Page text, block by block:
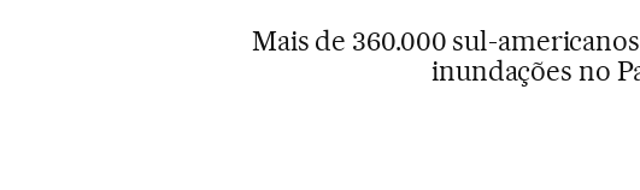
Mais de 360.000 sul-
inundações no